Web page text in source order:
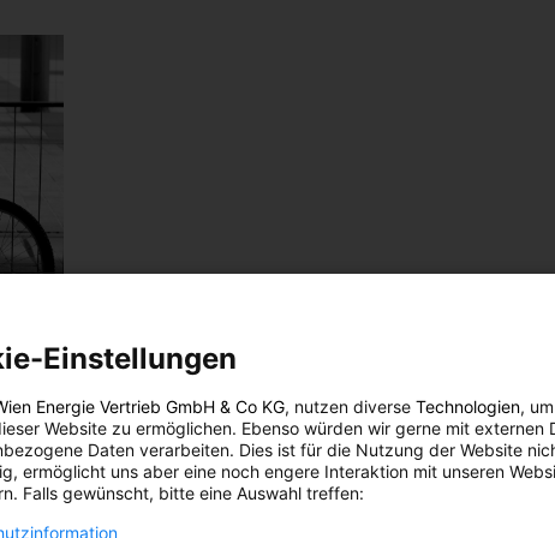
für
Einstellungen
Energie Vertrieb GmbH & Co KG, nutzen diverse Technologien,
Website zu ermöglichen. Ebenso würden wir gerne mit externen
Daten verarbeiten. Dies ist für die Nutzung der Website
ermöglicht uns aber eine noch engere Interaktion mit unseren
Falls gewünscht, bitte eine Auswahl treffen: